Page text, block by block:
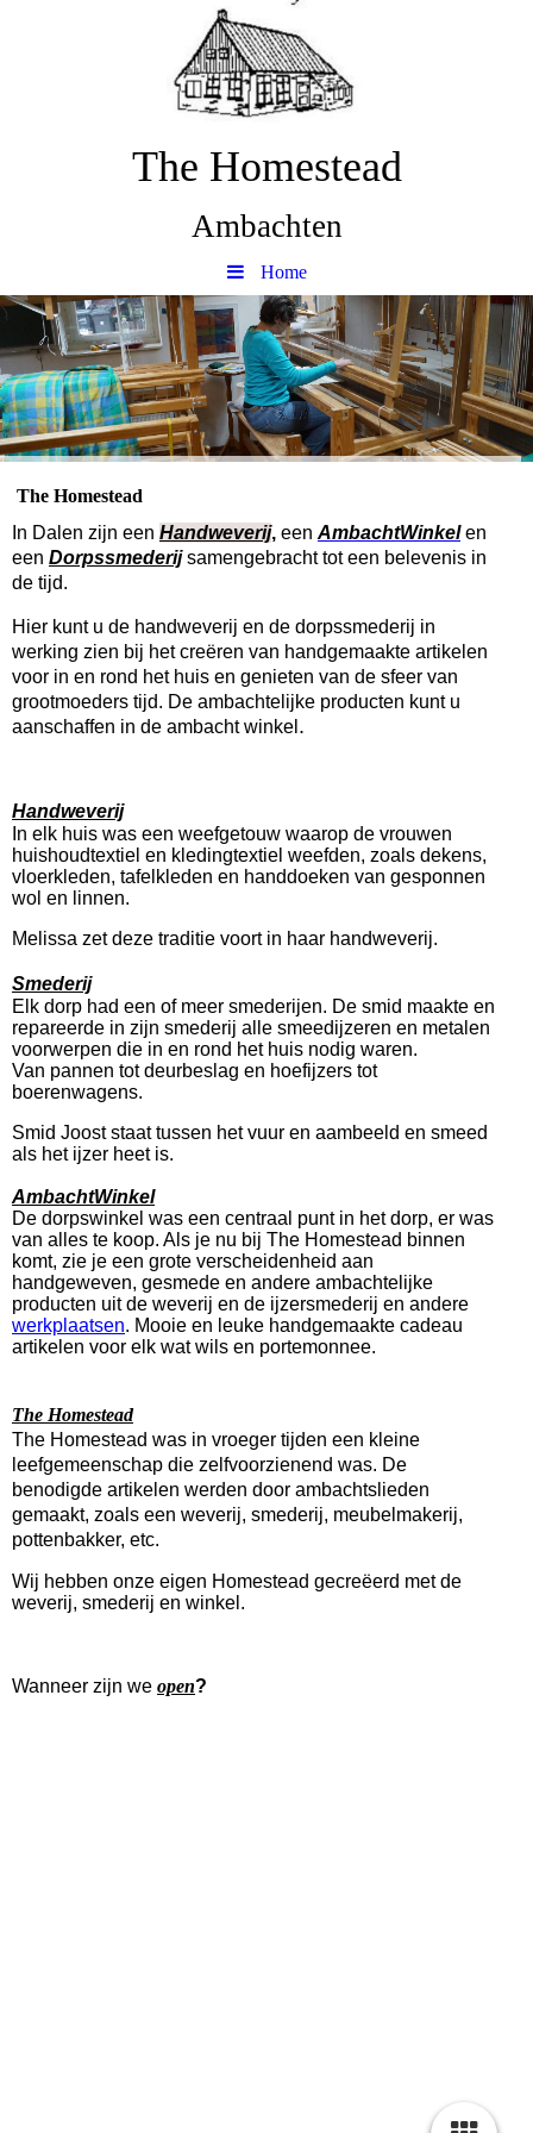
The Homestead
Ambachten
Home
The Homestead
In Dalen zijn een Handweverij, een AmbachtWinkel en
een Dorpssmederij samengebracht tot een belevenis in
de tijd.
Hier kunt u de handweverij en de dorpssmederij in
werking zien bij het creëren van handgemaakte artikelen
voor in en rond het huis en genieten van de sfeer van
grootmoeders tijd. De ambachtelijke producten kunt u
aanschaffen in de ambacht winkel .
Handweverij
In elk huis was een weefgetouw waarop de vrouwen
huishoudtextiel en kledingtextiel weefden, zoals dekens,
vloerkleden, tafelkleden en handdoeken van gesponnen
wol en linnen.
Melissa zet deze traditie voort in haar handweverij.
Smederij
Elk dorp had een of meer smederijen. De smid maakte en
repareerde in zijn smederij alle smeedijzeren en metalen
voorwerpen die in en rond het huis nodig waren.
Van pannen tot deurbeslag en hoefijzers tot
boerenwagens.
Smid Joost staat tussen het vuur en aambeeld en smeed
als het ijzer heet is.
AmbachtWinkel
De dorpswinkel was een centraal punt in het dorp, er was
van alles te koop. Als je nu bij The Homestead binnen
komt, zie je een grote verscheidenheid aan
handgeweven, gesmede en andere ambachtelijke
producten uit de weverij en de ijzersmederij en andere
werkplaatsen. Mooie en leuke handgemaakte cadeau
artikelen voor elk wat wils en portemonnee.
The Homestead
The Homestead was in vroeger tijden een kleine
leefgemeenschap die zelfvoorzienend was. De
benodigde artikelen werden door ambachtslieden
gemaakt, zoals een weverij, smederij, meubelmakerij,
pottenbakker, etc.
Wij hebben onze eigen Homestead gecreëerd met de
weverij, smederij en winkel.
Wanneer zijn we open?